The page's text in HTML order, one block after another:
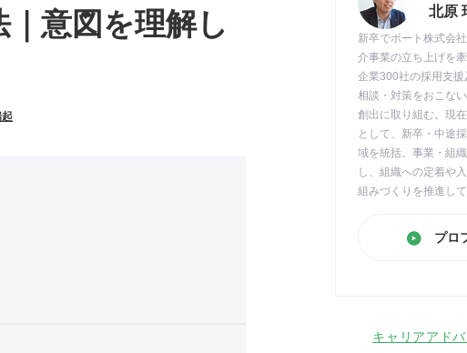
｜意図を理解し
北原
新卒でポート株式会
介事業の立ち上げを
企業300社の採用支
相談・対策をおこな
創出に取り組む。現
として、新卒・中途
域を統括。事業・組
し、組織への定着や
組みづくりを推進して
プロ
キャリアアド